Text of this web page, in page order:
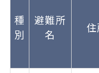
種
別
避難所
名
住